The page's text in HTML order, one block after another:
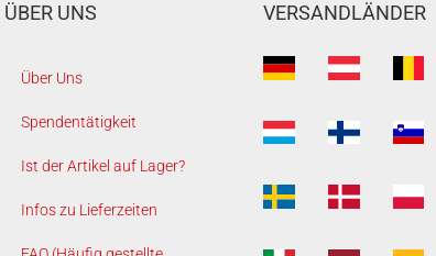
ÜBER UNS
Über Uns
Spendentätigkeit
Ist der Artikel auf Lager?
Infos zu Lieferzeiten
VERSANDLÄNDER